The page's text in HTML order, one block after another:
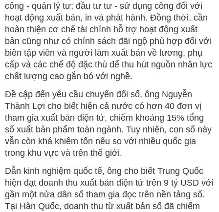
công - quản lý tư; đầu tư tư - sử dụng công đối với
hoạt động xuất bản, in và phát hành. Đồng thời, cần
hoàn thiện cơ chế tài chính hỗ trợ hoạt động xuất
bản cũng như có chính sách đãi ngộ phù hợp đối với
biên tập viên và người làm xuất bản về lương, phụ
cấp và các chế độ đặc thù để thu hút nguồn nhân lực
chất lượng cao gắn bó với nghề.
Đề cập đến yêu cầu chuyển đổi số, ông Nguyễn
Thành Lợi cho biết hiện cả nước có hơn 40 đơn vị
tham gia xuất bản điện tử, chiếm khoảng 15% tổng
số xuất bản phẩm toàn ngành. Tuy nhiên, con số này
vẫn còn khá khiêm tốn nếu so với nhiều quốc gia
trong khu vực và trên thế giới.
Dẫn kinh nghiệm quốc tế, ông cho biết Trung Quốc
hiện đạt doanh thu xuất bản điện tử trên 9 tỷ USD với
gần một nửa dân số tham gia đọc trên nền tảng số.
Tại Hàn Quốc, doanh thu từ xuất bản số đã chiếm